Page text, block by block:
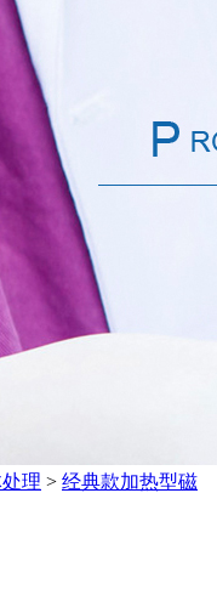
理 > 经典款加热型磁